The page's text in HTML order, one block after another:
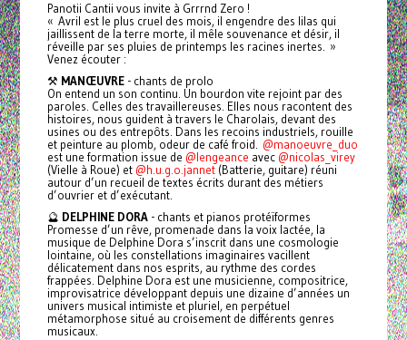
Panotii Cantii vous invite à Grrrnd Zero !
« Avril est le plus cruel des mois, il engendre des lilas qui
jaillissent de la terre morte, il mêle souvenance et désir, il
réveille par ses pluies de printemps les racines inertes. »
Venez écouter :
⚒️ MANŒUVRE- chants de prolo
On entend un son continu. Un bourdon vite rejoint par des
paroles. Celles des travaillereuses. Elles nous racontent des
histoires, nous guident à travers le Charolais, devant des
usines ou des entrepôts. Dans les recoins industriels, rouille
et peinture au plomb, odeur de café froid. @manoeuvre_duo
est une formation issue de @lengeance avec @nicolas_virey
(Vielle à Roue) et @h.u.g.o.jannet(Batterie, guitare) réuni
autour d’un recueil de textes écrits durant des métiers
d’ouvrier et d’exécutant.
🔮 DELPHINE DORA- chants et pianos protéïformes
Promesse d’un rêve, promenade dans la voix lactée, la
musique de Delphine Dora s’inscrit dans une cosmologie
lointaine, où les constellations imaginaires vacillent
délicatement dans nos esprits, au rythme des cordes
frappées. Delphine Dora est une musicienne, compositrice,
improvisatrice développant depuis une dizaine d’années un
univers musical intimiste et pluriel, en perpétuel
métamorphose situé au croisement de différents genres
musicaux.